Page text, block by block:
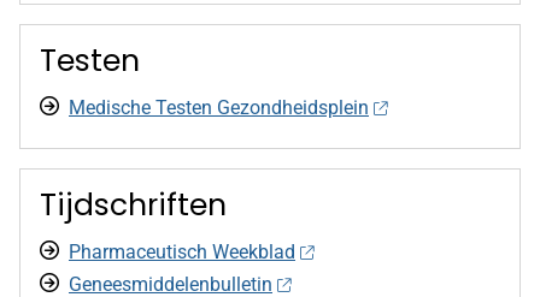
Testen
Medische Testen Gezondheidsplein
Tijdschriften
Pharmaceutisch Weekblad
Geneesmiddelenbulletin